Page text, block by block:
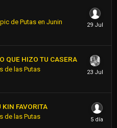
de Putas en Junin
QUE HIZO TU CASERA
de las Putas
KIN FAVORITA
de las Putas